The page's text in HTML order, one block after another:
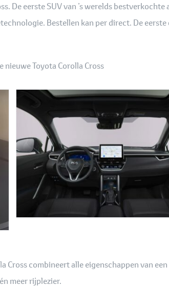
De eerste SUV van ’s werelds
Bestellen kan per direct. De
nieuwe Toyota Corolla Cross
combineert alle eigenschappen van
meer rijplezier.